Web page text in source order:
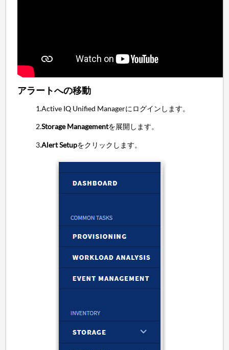
アラートへの移動
1.Active IQ Unified Managerにログインします。
2.Storage Managementを展開します。
3.Alert Setupをクリックします。